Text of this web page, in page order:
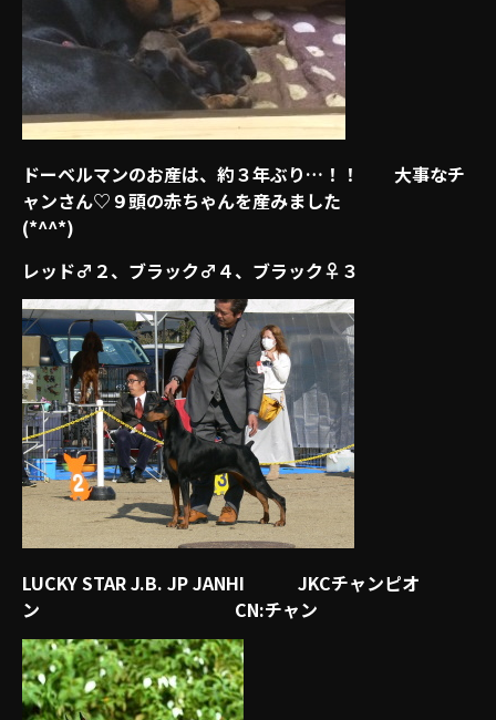
ドーベルマンのお産は、約３年ぶり…！！ 大事なチ
ャンさん♡９頭の赤ちゃんを産みました
(*^^*)
レッド♂２、ブラック♂４、ブラック♀３
LUCKY STAR J.B. JP JANHI JKCチャンピオ
ン CN:チャン